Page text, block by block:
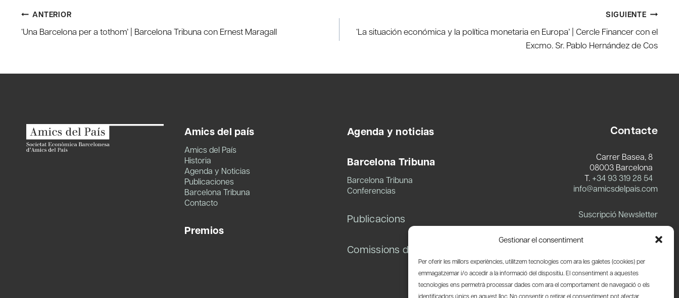
Gestionar el consentiment
Per oferir les millors experiències, utilitzem tecnologies com ara les galetes (cookies) per
emmagatzemar i/o accedir a la informació del dispositiu. El consentiment a aquestes
tecnologies ens permetrà processar dades com ara el comportament de navegació o els
identificadors únics en aquest lloc. No consentir o retirar el consentiment pot afectar
Navegación
de
entradas
ANTERIOR
‘Una Barcelona per a tothom’ | Barcelona Tribuna con Ernest Maragall
SIGUIENTE
‘La situación económica y la política monetaria en Europa’ | Cercle Financer con el
Excmo. Sr. Pablo Hernández de Cos
Amics del país
Amics del País
Historia
Agenda y Noticias
Publicaciones
Barcelona Tribuna
Contacto
Premios
Agenda y noticias
Barcelona Tribuna
Barcelona Tribuna
Conferencias
Publicacions
Comissions de treball
Contacte
Carrer Basea, 8
08003 Barcelona
T. +34 93 319 28 54
info@amicsdelpais.com
Suscripció Newsletter
YouTube